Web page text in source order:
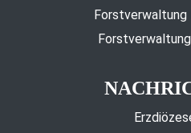
Forstverwaltung